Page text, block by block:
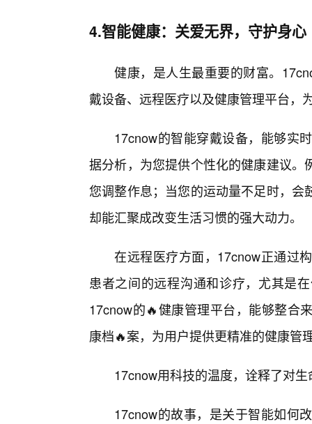
4.智能健康：关爱无界，守护身心
健康，是人生最重要的财富。
戴设备、远程医疗以及健康管理平台，
17cnow的智能穿戴设备，能够实
据分析，为您提供个性化的健康建议
您调整作息；当您的运动量不足时，
却能汇聚成改变生活习惯的强大动力。
在远程医疗方面，17cnow正通过
患者之间的远程沟通和诊疗，尤其是
17cnow的🔥健康管理平台，能够整合
康档🔥案，为用户提供更精准的健康管
17cnow用科技的温度，诠释了对
17cnow的故事，是关于智能如何